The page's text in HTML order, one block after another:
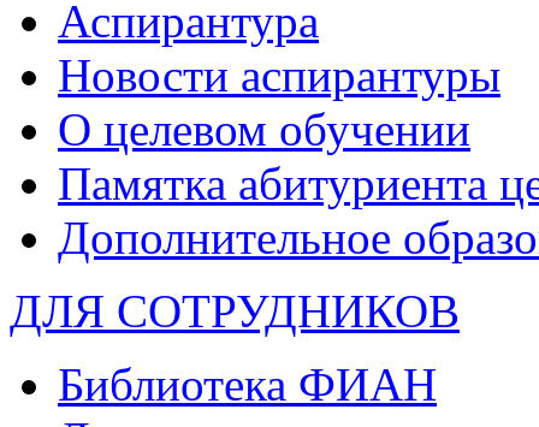
Аспирантура
Новости аспирантуры
О целевом обучении
Памятка абитуриента
Дополнительное
ДЛЯ СОТРУДНИКОВ
Библиотека ФИАН